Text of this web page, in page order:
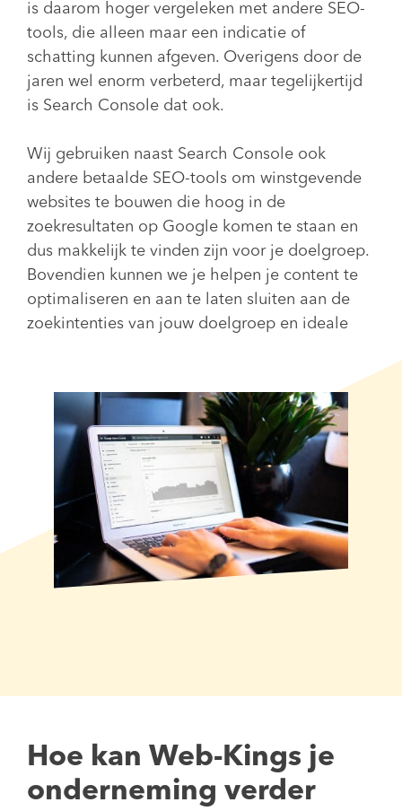
is daarom hoger vergeleken met andere SEO-
tools, die alleen maar een indicatie of
schatting kunnen afgeven. Overigens door de
jaren wel enorm verbeterd, maar tegelijkertijd
is Search Console dat ook.
Wij gebruiken naast Search Console ook
andere betaalde SEO-tools om winstgevende
websites te bouwen die hoog in de
zoekresultaten op Google komen te staan en
dus makkelijk te vinden zijn voor je doelgroep.
Bovendien kunnen we je helpen je content te
optimaliseren en aan te laten sluiten aan de
zoekintenties van jouw doelgroep en ideale
Hoe kan Web-Kings je
onderneming verder